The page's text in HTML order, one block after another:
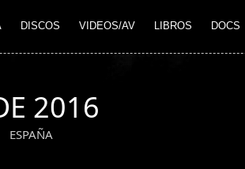
DISCOS VIDEOS/AV LIBROS DOCS
2016
ESPAÑA